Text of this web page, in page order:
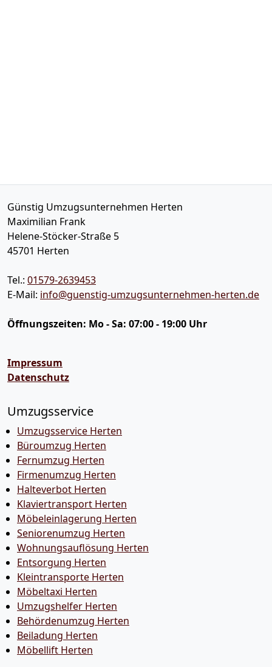
Günstig Umzugsunternehmen Herten
Maximilian Frank
Helene-Stöcker-Straße 5
45701 Herten
Tel.: 01579-2639453
E-Mail: info@guenstig-umzugsunternehmen-herten.de
Öffnungszeiten: Mo - Sa: 07:00 - 19:00 Uhr
Impressum
Datenschutz
Umzugsservice
Umzugsservice Herten
Büroumzug Herten
Fernumzug Herten
Firmenumzug Herten
Halteverbot Herten
Klaviertransport Herten
Möbeleinlagerung Herten
Seniorenumzug Herten
Wohnungsauflösung Herten
Entsorgung Herten
Kleintransporte Herten
Möbeltaxi Herten
Umzugshelfer Herten
Behördenumzug Herten
Beiladung Herten
Möbellift Herten